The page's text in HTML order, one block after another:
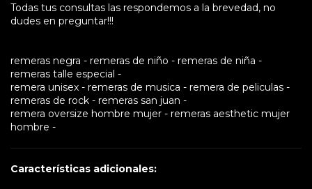
Todas tus consultas las respondemos a la brevedad, no
dudes en preguntar!!!
remeras negra - remeras de niño - remeras de niña -
remeras talle especial -
remera unisex - remeras de musica - remera de peliculas -
remeras de rock - remeras san juan -
remera oversize hombre mujer - remeras aesthetic mujer
hombre -
Características adicionales: